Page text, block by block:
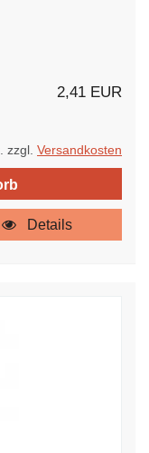
2,41 EUR
zzgl. Versandkosten
Details